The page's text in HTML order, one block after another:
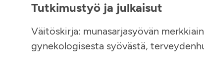
Tutkimustyö ja julkaisut
Väitöskirja: munasarjasyövän
gynekologisesta syövästä,